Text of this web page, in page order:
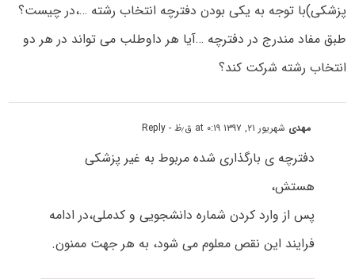
پزشکی)با توجه به یکی بودن دفترچه انتخاب رشته …،در چیست؟
طبق مفاد مندرج در دفترچه …آیا هر داوطلب می تواند در هر دو
انتخاب رشته شرکت کند؟
مهدی شهریور ۲۱, ۱۳۹۷ at ۰:۱۹ ق٫ظ - Reply
دفترچه ی بارگذاری شده مربوط به غیر پزشکی
هستش،
پس از وارد کردن شماره دانشجویی و کدملی،در ادامه
فرایند این نقص معلوم می شود، به هر جهت ممنون.